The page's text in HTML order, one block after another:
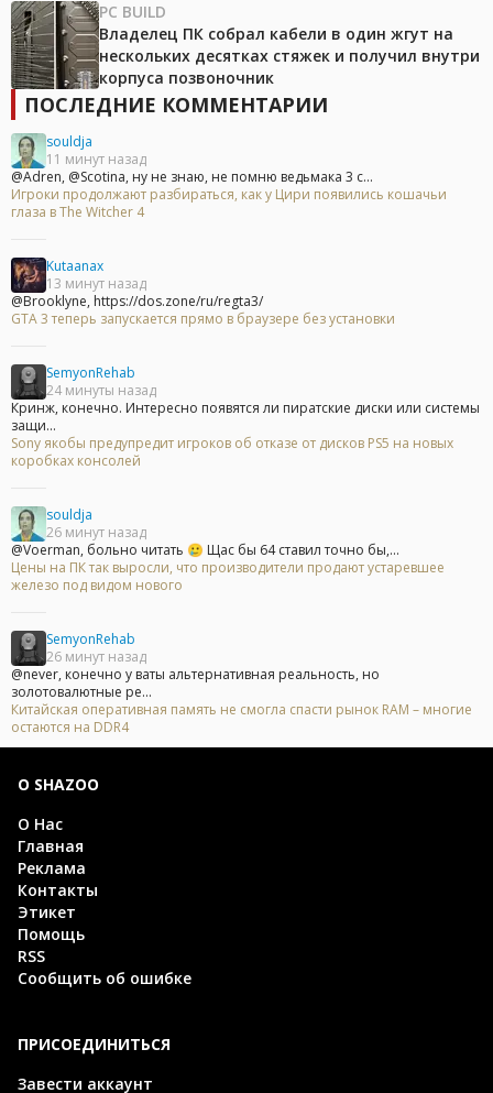
PC BUILD
Владелец ПК собрал кабели в один жгут на
нескольких десятках стяжек и получил внутри
корпуса позвоночник
ПОСЛЕДНИЕ КОММЕНТАРИИ
souldja
11 минут назад
@Adren, @Scotina, ну не знаю, не помню ведьмака 3 с...
Игроки продолжают разбираться, как у Цири появились кошачьи
глаза в The Witcher 4
Kutaanax
13 минут назад
@Brooklyne, https://dos.zone/ru/regta3/
GTA 3 теперь запускается прямо в браузере без установки
SemyonRehab
24 минуты назад
Кринж, конечно. Интересно появятся ли пиратские диски или системы
защи...
Sony якобы предупредит игроков об отказе от дисков PS5 на новых
коробках консолей
souldja
26 минут назад
@Voerman, больно читать 🥲 Щас бы 64 ставил точно бы,...
Цены на ПК так выросли, что производители продают устаревшее
железо под видом нового
SemyonRehab
26 минут назад
@never, конечно у ваты альтернативная реальность, но
золотовалютные ре...
Китайская оперативная память не смогла спасти рынок RAM – многие
остаются на DDR4
О SHAZOO
О Нас
Главная
Реклама
Контакты
Этикет
Помощь
RSS
Сообщить об ошибке
ПРИСОЕДИНИТЬСЯ
Завести аккаунт